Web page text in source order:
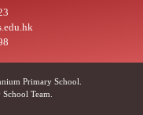
Primary School.
School Team